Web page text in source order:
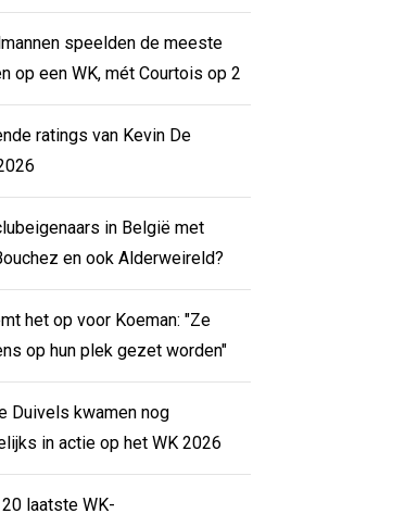
speelden de meeste
op een WK, mét Courtois op 2
ratings van Kevin De
in België met
en ook Alderweireld?
het op voor Koeman: "Ze
op hun plek gezet worden"
Duivels kwamen nog
in actie op het WK 2026
laatste WK-